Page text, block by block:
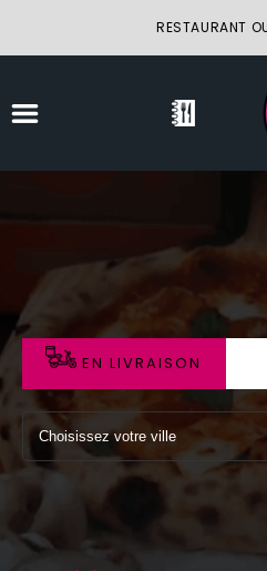
RESTAURANT
LA CARTE
VOTRE COMPTE
NOTRE RESTAURANT
VOS AVIS
MENTIONS LÉGALES
EN LIVRAISON